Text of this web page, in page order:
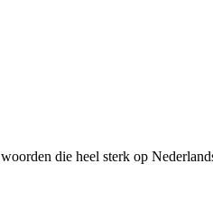
woorden die heel sterk op